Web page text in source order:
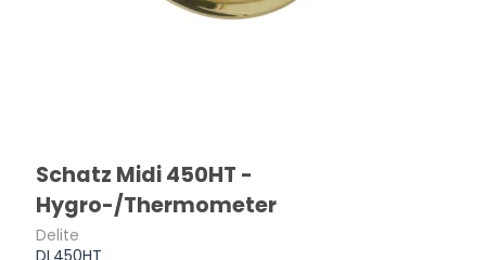
Schatz Midi 450HT -
Hygro-/Thermometer
Delite
DL450HT